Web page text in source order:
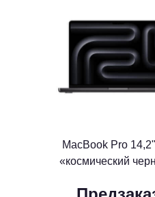
MacBook Pro
«космический